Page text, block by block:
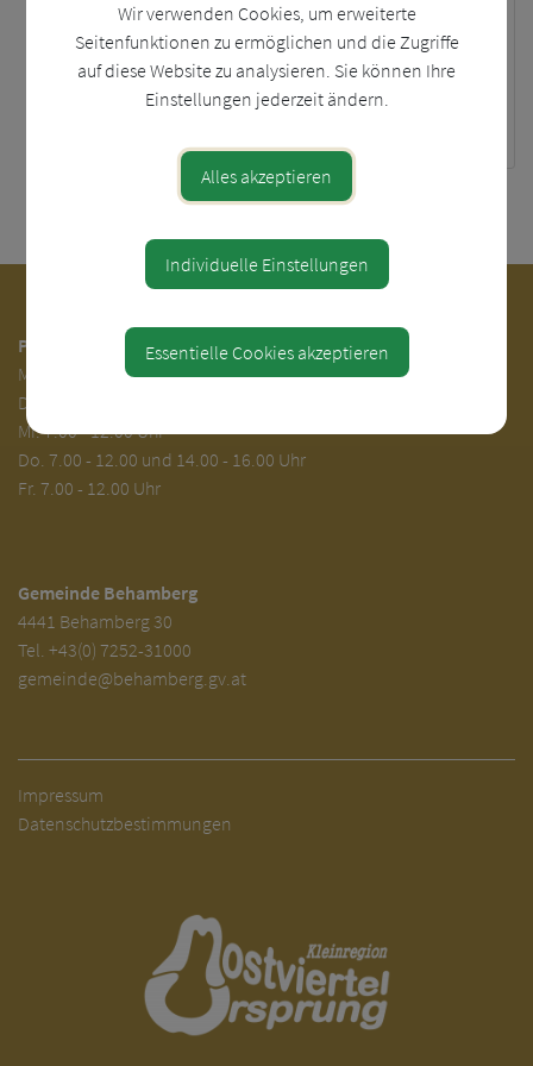
Hundehaltung und
Anmeldung
Raum- und
Gegenstandsvermietung
⇐ zurück
Parteienverkehr:
Mo.
7.00 - 12.00
Di.
Mi. 7.00 - 12.00 Uhr
Do. 7.00 - 12.00 und 14.00 - 16.00 Uhr
Fr. 7.00 - 12.00 Uhr
Gemeinde Behamberg
4441 Behamberg 30
Tel. +43(0) 7252-31000
gemeinde@behamberg.gv.at
Impressum
Datenschutzbestimmungen
Wir verwenden Cookies, um erweiterte
Seitenfunktionen zu ermöglichen und die Zugriffe
auf diese Website zu analysieren. Sie können Ihre
Einstellungen jederzeit ändern.
Alles akzeptieren
Individuelle Einstellungen
Essentielle Cookies akzeptieren